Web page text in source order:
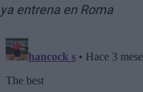
ya entrena en Roma